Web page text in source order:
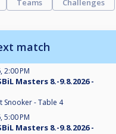
Teams Challenges
match
2:00 PM
Masters 8.-9.8.2026 -
Snooker - Table 4
5:00 PM
Masters 8.-9.8.2026 -